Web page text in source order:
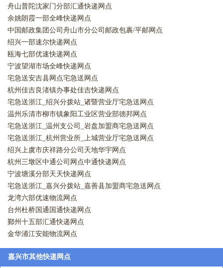
舟山普陀沈家门分部汇通快递网点
余姚朗霞一部全峰快递网点
中国邮政集团公司舟山市分公司邮政包裹/平邮网点
绍兴一部速尔快递网点
瓯海七部优速快递网点
宁波望湖市场全峰快递网点
宅急送安吉县网点宅急送网点
杭州佳吉良渚镇办事处佳吉快递网点
宅急送浙江_绍兴分拨站_诸暨营业厅宅急送网点
温州乐清市柳市镇象阳工业区营业部德邦网点
宅急送浙江_温州支公司_岩盘加盟商宅急送网点
宅急送浙江_杭州营业所_上城营业厅宅急送网点
绍兴上虞市庆祥路分公司天地华宇网点
杭州三墩区中通公司网点中通快递网点
宁波塘溪分部天天快递网点
宅急送浙江_嘉兴分拨站_嘉善县加盟商宅急送网点
龙湾六部优速物流网点
台州杜桥国通国通快递网点
鄞州十五部汇通快递网点
金华浦江安能物流网点
嘉兴市其他快递网点